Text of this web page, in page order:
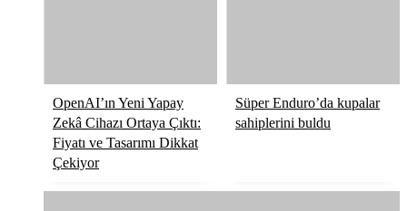
OpenAI’ın Yeni Yapay
Zekâ Cihazı Ortaya Çıktı:
Fiyatı ve Tasarımı Dikkat
Çekiyor
Süper Enduro’da kupalar
sahiplerini buldu